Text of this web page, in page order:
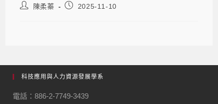
陳柔蓁 2025-11-10
科技應用與人力資源發展學系
電話：886-2-7749-3439